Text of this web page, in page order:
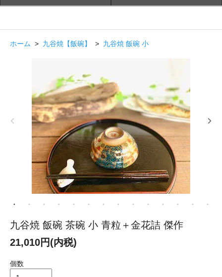
ホーム > 九谷焼【飯碗】 > 九谷焼 飯碗 小
九谷焼 飯碗 茶碗 小 青粒＋金花詰 傑作
21,010円(内税)
個数